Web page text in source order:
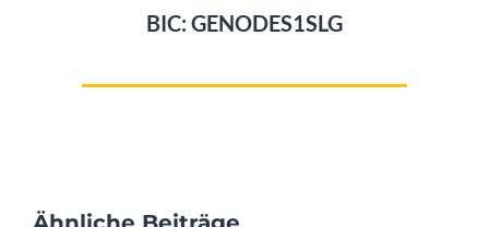
BIC: GENODES1SLG